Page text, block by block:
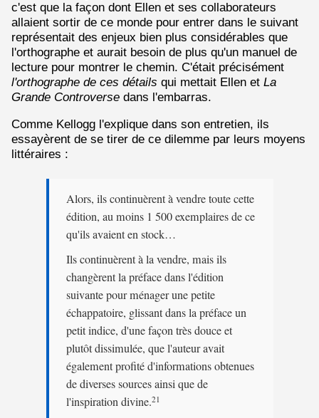
c'est que la façon dont Ellen et ses collaborateurs
allaient sortir de ce monde pour entrer dans le suivant
représentait des enjeux bien plus considérables que
l'orthographe et aurait besoin de plus qu'un manuel de
lecture pour montrer le chemin. C'était précisément
l'orthographe de ces détails qui mettait Ellen et La
Grande Controverse dans l'embarras.
Comme Kellogg l'explique dans son entretien, ils
essayèrent de se tirer de ce dilemme par leurs moyens
littéraires :
Alors, ils continuèrent à vendre toute cette
édition, au moins 1 500 exemplaires de ce
qu'ils avaient en stock…
Ils continuèrent à la vendre, mais ils
changèrent la préface dans l'édition
suivante pour ménager une petite
échappatoire, glissant dans la préface un
petit indice, d'une façon très douce et
plutôt dissimulée, que l'auteur avait
également profité d'informations obtenues
de diverses sources ainsi que de
l'inspiration divine.21